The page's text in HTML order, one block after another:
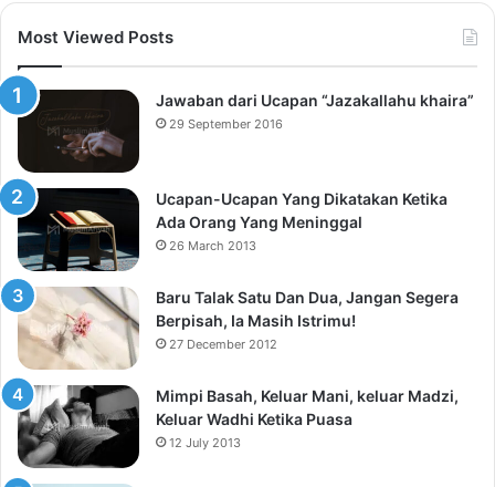
Most Viewed Posts
Jawaban dari Ucapan “Jazakallahu khaira”
29 September 2016
Ucapan-Ucapan Yang Dikatakan Ketika
Ada Orang Yang Meninggal
26 March 2013
Baru Talak Satu Dan Dua, Jangan Segera
Berpisah, Ia Masih Istrimu!
27 December 2012
Mimpi Basah, Keluar Mani, keluar Madzi,
Keluar Wadhi Ketika Puasa
12 July 2013